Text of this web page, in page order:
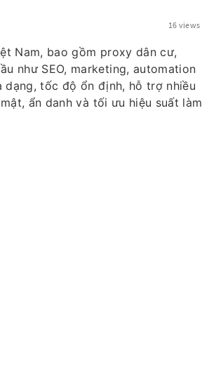
16 views
Nam, bao gồm proxy dân cư,
như SEO, marketing, automation
dạng, tốc độ ổn định, hỗ trợ nhiều
ẩn danh và tối ưu hiệu suất làm